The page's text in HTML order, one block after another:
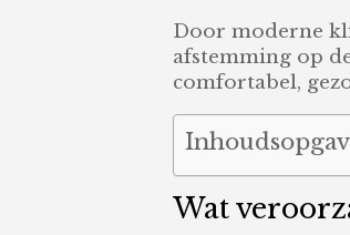
Door moderne
afstemming op
comfortabel,
Wat